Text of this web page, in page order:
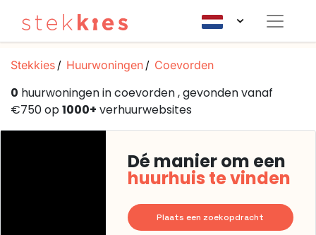
Stekkies Huurwoningen Coevorden
0 huurwoningen in coevorden , gevonden vanaf
€750 op1000+ verhuurwebsites
Dé manier om een
huurhuis te vinden
Plaats een zoekopdracht